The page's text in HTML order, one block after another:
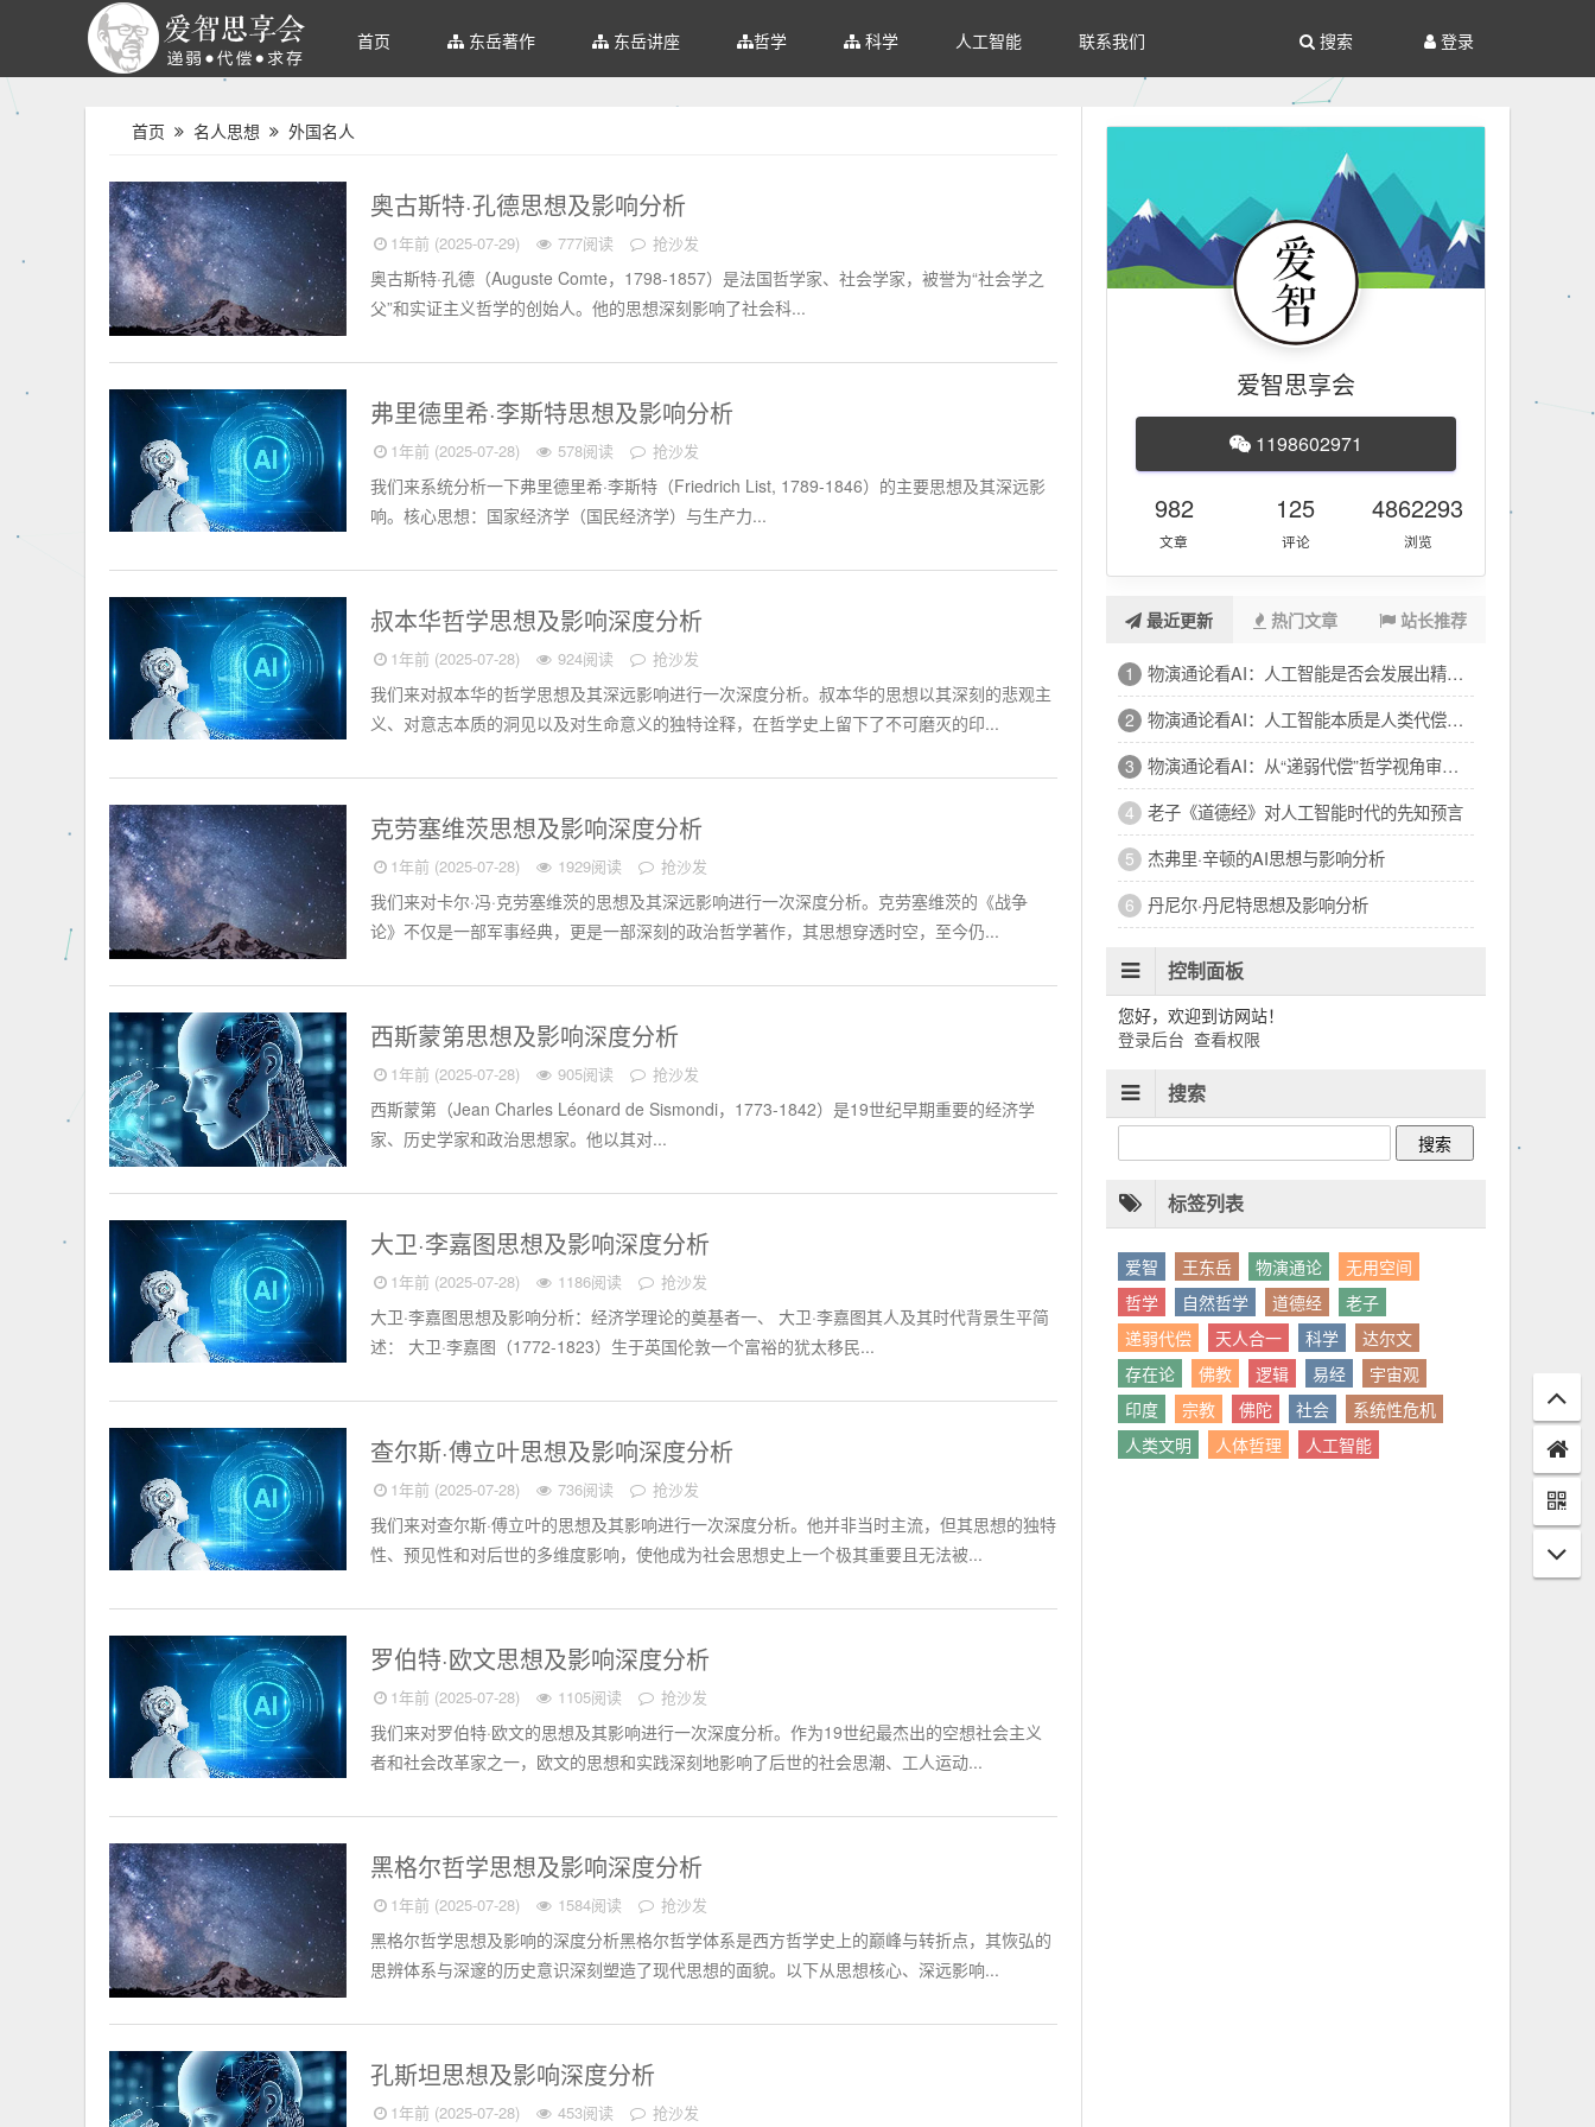
首页 东岳著作 东岳讲座 哲学 科学 人工智能 联系我们 登录
搜索
首页 名人思想 外国名人
外国名人 奥古斯特·孔德思想及影响分析
1年前 (2025-07-29) 777阅读 抢沙发
奥古斯特·孔德（Auguste Comte，1798-1857）是法国哲学家、社会学家，被誉为“社会学之
父”和实证主义哲学的创始人。他的思想深刻影响了社会科...
外国名人 弗里德里希·李斯特思想及影响分析
1年前 (2025-07-28) 578阅读 抢沙发
我们来系统分析一下弗里德里希·李斯特（Friedrich List, 1789-1846）的主要思想及其深远影
响。核心思想：国家经济学（国民经济学）与生产力...
外国名人 叔本华哲学思想及影响深度分析
1年前 (2025-07-28) 924阅读 抢沙发
我们来对叔本华的哲学思想及其深远影响进行一次深度分析。叔本华的思想以其深刻的悲观主
义、对意志本质的洞见以及对生命意义的独特诠释，在哲学史上留下了不可磨灭的印...
外国名人 克劳塞维茨思想及影响深度分析
1年前 (2025-07-28) 1929阅读 抢沙发
我们来对卡尔·冯·克劳塞维茨的思想及其深远影响进行一次深度分析。克劳塞维茨的《战争
论》不仅是一部军事经典，更是一部深刻的政治哲学著作，其思想穿透时空，至今仍...
外国名人 西斯蒙第思想及影响深度分析
1年前 (2025-07-28) 905阅读 抢沙发
西斯蒙第（Jean Charles Léonard de Sismondi，1773-1842）是19世纪早期重要的经济学
家、历史学家和政治思想家。他以其对...
外国名人 大卫·李嘉图思想及影响深度分析
1年前 (2025-07-28) 1186阅读 抢沙发
大卫·李嘉图思想及影响分析：经济学理论的奠基者一、 大卫·李嘉图其人及其时代背景生平简
述： 大卫·李嘉图（1772-1823）生于英国伦敦一个富裕的犹太移民...
外国名人 查尔斯·傅立叶思想及影响深度分析
1年前 (2025-07-28) 736阅读 抢沙发
我们来对查尔斯·傅立叶的思想及其影响进行一次深度分析。他并非当时主流，但其思想的独特
性、预见性和对后世的多维度影响，使他成为社会思想史上一个极其重要且无法被...
外国名人 罗伯特·欧文思想及影响深度分析
1年前 (2025-07-28) 1105阅读 抢沙发
我们来对罗伯特·欧文的思想及其影响进行一次深度分析。作为19世纪最杰出的空想社会主义
者和社会改革家之一，欧文的思想和实践深刻地影响了后世的社会思潮、工人运动...
外国名人 黑格尔哲学思想及影响深度分析
1年前 (2025-07-28) 1584阅读 抢沙发
黑格尔哲学思想及影响的深度分析黑格尔哲学体系是西方哲学史上的巅峰与转折点，其恢弘的
思辨体系与深邃的历史意识深刻塑造了现代思想的面貌。以下从思想核心、深远影响...
外国名人 孔斯坦思想及影响深度分析
1年前 (2025-07-28) 453阅读 抢沙发
爱智思享会
1198602971
982
文章
125
评论
4862293
浏览
最近更新 热门文章 站长推荐
1 物演通论看AI：人工智能是否会发展出精神和意识
2 物演通论看AI：人工智能本质是人类代偿属性的延伸
3 物演通论看AI：从“递弱代偿”哲学视角审视人工智能发展
4 老子《道德经》对人工智能时代的先知预言
5 杰弗里·辛顿的AI思想与影响分析
6 丹尼尔·丹尼特思想及影响分析
控制面板
您好，欢迎到访网站！
登录后台 查看权限
搜索
标签列表
爱智 王东岳 物演通论
无用空间
哲学
自然哲学 道德经
老子
递弱代偿
天人合一 科学
达尔文
存在论
佛教 逻辑 易经
宇宙观
印度
宗教 佛陀 社会
系统性危机
人类文明
人体哲理 人工智能